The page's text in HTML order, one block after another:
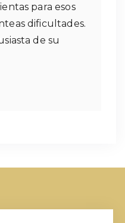
para esos
dificultades.
de su